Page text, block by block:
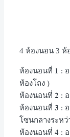
4 ห้องนอน 3 ห้
ห้องนอนที่ 𝟏 :
ห้องโถง )
ห้องนอนที่ 𝟐 :
ห้องนอนที่ 𝟑 :
โซนกลางระหว่
ห้องนอนที่ 𝟒 :